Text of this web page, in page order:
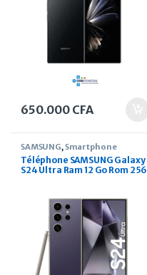
650.000 CFA
SAMSUNG,Smartphone
Téléphone SAMSUNG Galaxy
S24 Ultra Ram 12 Go Rom 256